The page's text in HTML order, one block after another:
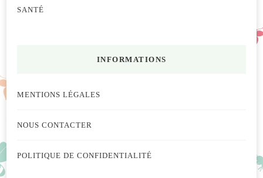
SANTÉ
INFORMATIONS
MENTIONS LÉGALES
NOUS CONTACTER
POLITIQUE DE CONFIDENTIALITÉ